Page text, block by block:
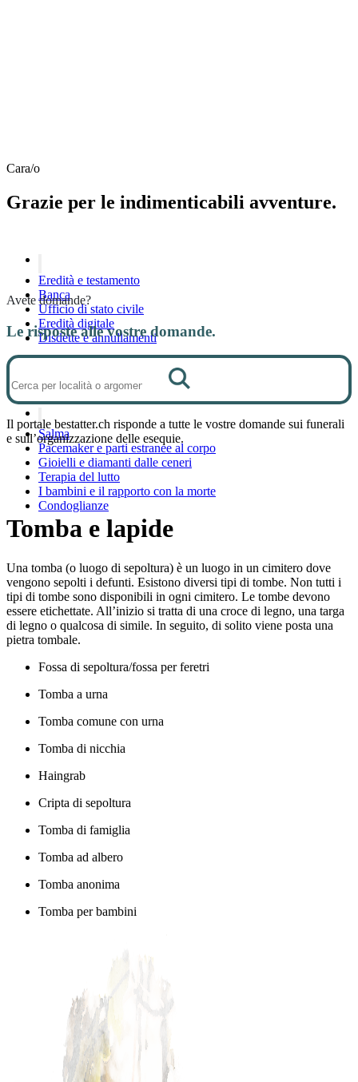
Eredità e testamento
Banca
Ufficio di stato civile
Eredità digitale
Disdette e annullamenti
Salma
Pacemaker e parti estranee al corpo
Gioielli e diamanti dalle ceneri
Terapia del lutto
I bambini e il rapporto con la morte
Condoglianze
Cara/o
Grazie per le indimenticabili avventure.
Avete domande?
Le risposte alle vostre domande.
Il portale bestatter.ch risponde a tutte le vostre domande sui funerali
e sull’organizzazione delle esequie.
Tomba e lapide
Una tomba (o luogo di sepoltura) è un luogo in un cimitero dove
vengono sepolti i defunti. Esistono diversi tipi di tombe. Non tutti i
tipi di tombe sono disponibili in ogni cimitero. Le tombe devono
essere etichettate. All’inizio si tratta di una croce di legno, una targa
di legno o qualcosa di simile. In seguito, di solito viene posta una
pietra tombale.
Fossa di sepoltura/fossa per feretri
Tomba a urna
Tomba comune con urna
Tomba di nicchia
Haingrab
Cripta di sepoltura
Tomba di famiglia
Tomba ad albero
Tomba anonima
Tomba per bambini